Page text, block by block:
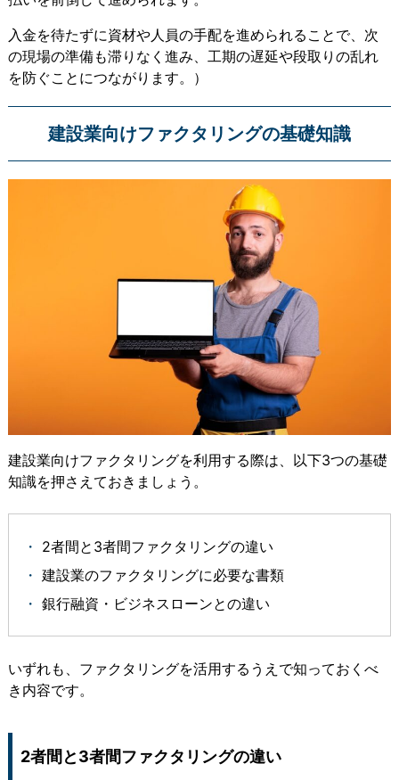
入金を待たずに資材や人員の手配を進められることで、次
の現場の準備も滞りなく進み、工期の遅延や段取りの乱れ
を防ぐことにつながります。）
建設業向けファクタリングの基礎知識
建設業向けファクタリングを利用する際は、以下3つの基礎
知識を押さえておきましょう。
2者間と3者間ファクタリングの違い
建設業のファクタリングに必要な書類
銀行融資・ビジネスローンとの違い
いずれも、ファクタリングを活用するうえで知っておくべ
き内容です。
2者間と3者間ファクタリングの違い